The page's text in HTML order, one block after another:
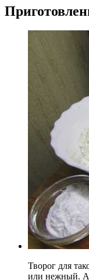
Творог для
или нежный. А